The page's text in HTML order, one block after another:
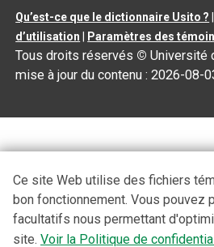
Qu’est-ce que le dictionnaire Usito ?
d’utilisation
Paramètres des
Tous droits réservés © Université
mise à jour du contenu :2026-08-
Ce site Web utilise des fichiers
bon fonctionnement. Vous pouvez
facultatifs nous permettant
site. Voir la Politique de